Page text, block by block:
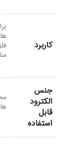
کاربرد
جنس
الكترود
قابل
استفاده